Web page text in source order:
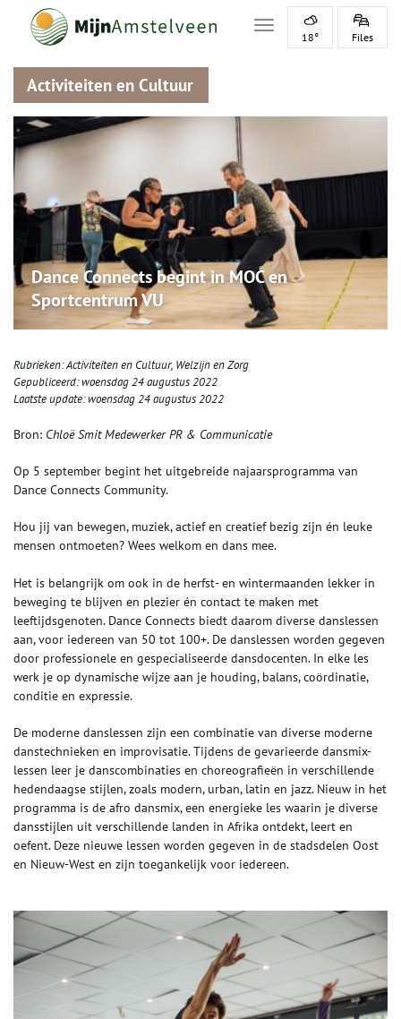
Toggle navigation
18° Files
Activiteiten en Cultuur
Dance Connects begint in MOC en
Sportcentrum VU
Rubrieken:Activiteiten en Cultuur, Welzijn en Zorg
Gepubliceerd:woensdag 24 augustus 2022
Laatste update:woensdag 24 augustus 2022
Bron: Chloë Smit Medewerker PR & Communicatie
Op 5 september begint het uitgebreide najaarsprogramma van
Dance Connects Community.
Hou jij van bewegen, muziek, actief en creatief bezig zijn én leuke
mensen ontmoeten? Wees welkom en dans mee.
Het is belangrijk om ook in de herfst- en wintermaanden lekker in
beweging te blijven en plezier én contact te maken met
leeftijdsgenoten. Dance Connects biedt daarom diverse danslessen
aan, voor iedereen van 50 tot 100+. De danslessen worden gegeven
door professionele en gespecialiseerde dansdocenten. In elke les
werk je op dynamische wijze aan je houding, balans, coördinatie,
conditie en expressie.
De moderne danslessen zijn een combinatie van diverse moderne
danstechnieken en improvisatie. Tijdens de gevarieerde dansmix-
lessen leer je danscombinaties en choreografieën in verschillende
hedendaagse stijlen, zoals modern, urban, latin en jazz. Nieuw in het
programma is de afro dansmix, een energieke les waarin je diverse
dansstijlen uit verschillende landen in Afrika ontdekt, leert en
oefent. Deze nieuwe lessen worden gegeven in de stadsdelen Oost
en Nieuw-West en zijn toegankelijk voor iedereen.